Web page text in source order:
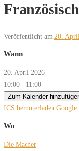
Französisch
Veröffentlicht am 20.
Wann
20. April 2026
10:00 - 11:00
Zum Kalender
ICS herunterladen Google
Wo
Die Macher